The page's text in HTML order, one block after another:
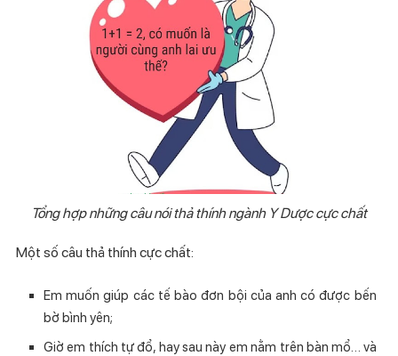
Tổng hợp những câu nói thả thính ngành Y Dược cực chất
Một số câu thả thính cực chất:
Em muốn giúp các tế bào đơn bội của anh có được bến
bờ bình yên;
Giờ em thích tự đổ, hay sau này em nằm trên bàn mổ… và